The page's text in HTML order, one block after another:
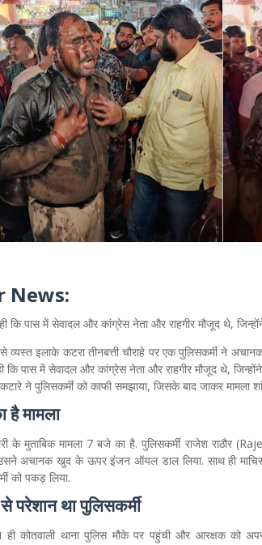
News:
कि पास में सेवादल और कांग्रेस नेता और राहगीर मौजूद थे,
व्यस्त इलाके कटरा तीनबत्ती चौराहे पर एक पुलिसकर्मी ने
कि पास में सेवादल और कांग्रेस नेता और राहगीर मौजूद थे,
ने पुलिसकर्मी को काफी समझाया, जिसके बाद जाकर मामला
है मामला
के मुताबिक मामला 7 बजे का है. पुलिसकर्मी राजेश राठौर
अचानक खुद के ऊपर इंजन ऑयल डाल लिया. साथ ही
को पकड़ लिया.
परेशान था पुलिसकर्मी
ही कोतवाली थाना पुलिस मौके पर पहुंची और आरक्षक को